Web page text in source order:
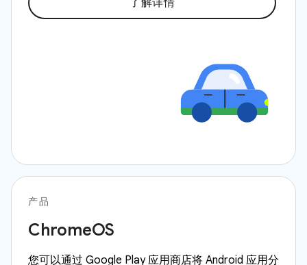
了解详情
产品
ChromeOS
您可以通过 Google Play 应用商店将 Android 应用分